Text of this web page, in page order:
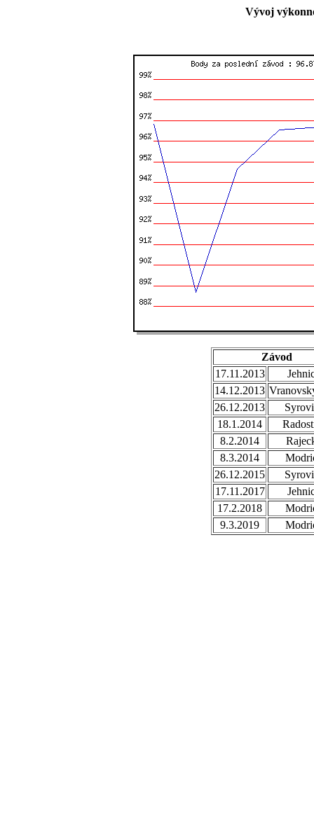
Vývoj
Závod
17.11.2013
14.12.2013
26.12.2013
18.1.2014
8.2.2014
8.3.2014
26.12.2015
17.11.2017
17.2.2018
9.3.2019